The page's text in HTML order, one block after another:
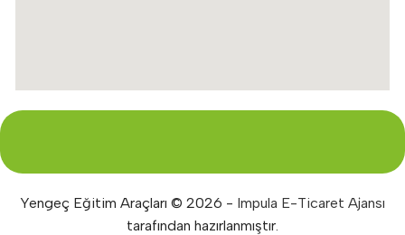
Yengeç Eğitim Araçları © 2026 - Impula E-Ticaret Ajansı
tarafından hazırlanmıştır.